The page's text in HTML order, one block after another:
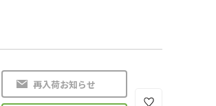
再入荷お知らせ